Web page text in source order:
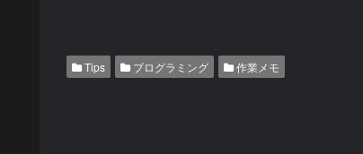
Tips プログラミング 作業メモ